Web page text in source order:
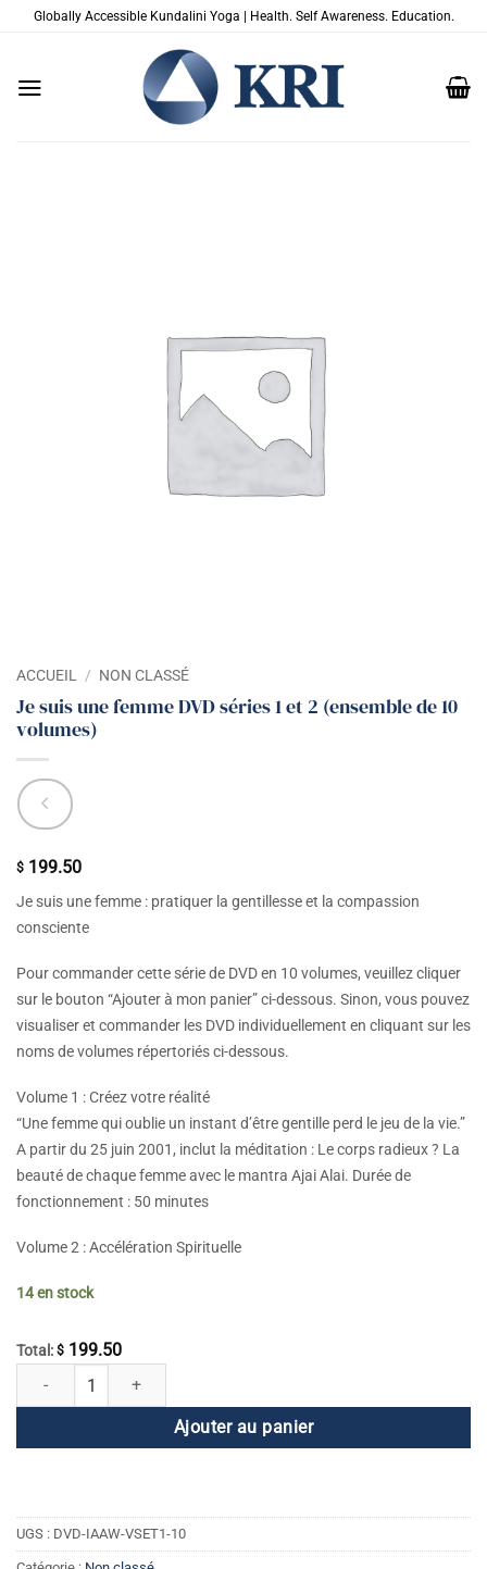
PasserGlobally Accessible Kundalini Yoga | Health. Self Awareness. Education.
ACCUEIL / NON CLASSÉ
Je suis une femme DVD séries 1 et 2 (ensemble de 10
volumes)
$ 199.50
Je suis une femme : pratiquer la gentillesse et la compassion
consciente
Pour commander cette série de DVD en 10 volumes, veuillez cliquer
sur le bouton “Ajouter à mon panier” ci-dessous. Sinon, vous pouvez
visualiser et commander les DVD individuellement en cliquant sur les
noms de volumes répertoriés ci-dessous.
Volume 1 : Créez votre réalité
“Une femme qui oublie un instant d’être gentille perd le jeu de la vie.”
A partir du 25 juin 2001, inclut la méditation : Le corps radieux ? La
beauté de chaque femme avec le mantra Ajai Alai. Durée de
fonctionnement : 50 minutes
Volume 2 : Accélération Spirituelle
14 en stock
Total: $ 199.50
quantité de Je suis une femme DVD séries 1 et 2 (ensemble de 10
Ajouter au panier
UGS : DVD-IAAW-VSET1-10